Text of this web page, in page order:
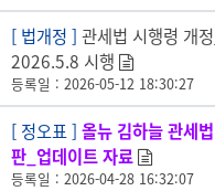
[ 법개정 ] 관세법 시행령 개
2026.5.8 시행
등록일 : 2026-05-12 18:30:27
[ 정오표 ] 올뉴 김하늘 관세
판_업데이트 자료
등록일 : 2026-04-28 16:32:07